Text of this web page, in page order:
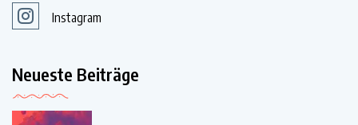
Instagram
Neueste Beiträge